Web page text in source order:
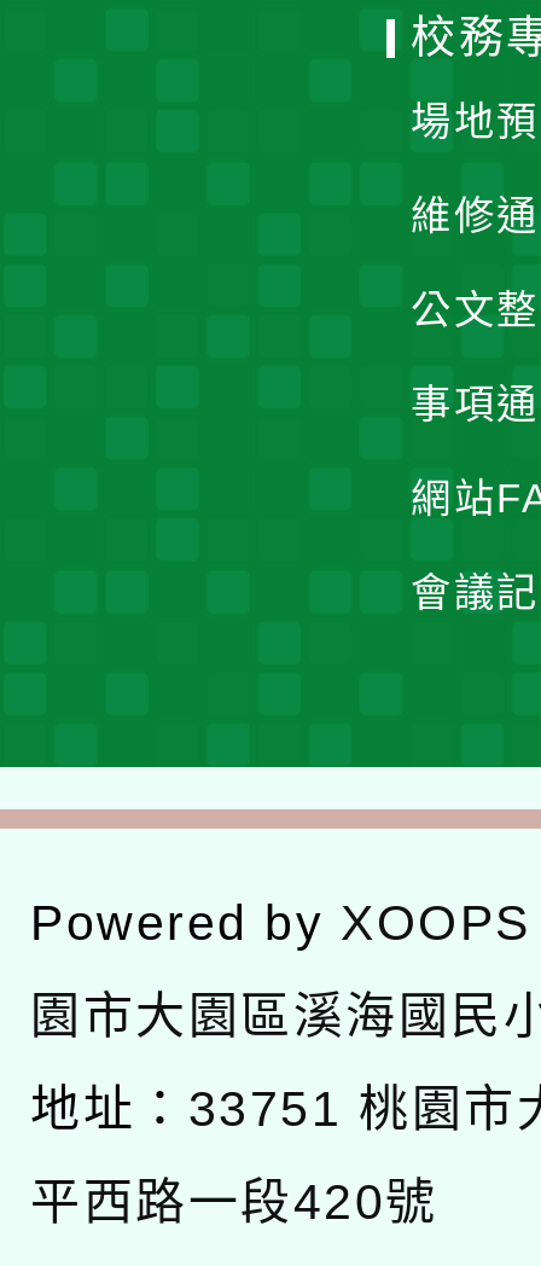
校務
場地
維修
公文
事項
網站
會議
Powered by XOOPS
園市大園區溪海國民
地址： 33751 桃園市
平西路一段420號